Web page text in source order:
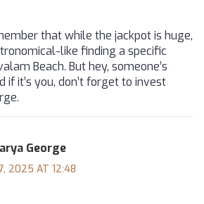
that while the jackpot is huge,
like finding a specific
Beach. But hey, someone’s
if it’s you, don’t forget to invest
George
2025 AT 12:48